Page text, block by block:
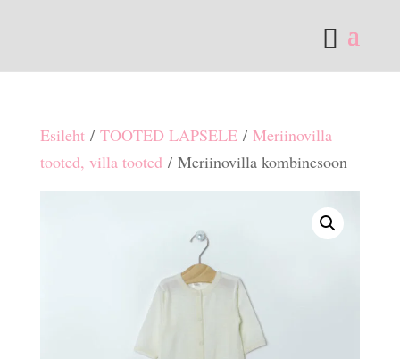
Esileht/ TOOTED LAPSELE/ Meriinovilla
tooted, villa tooted/ Meriinovilla kombinesoon